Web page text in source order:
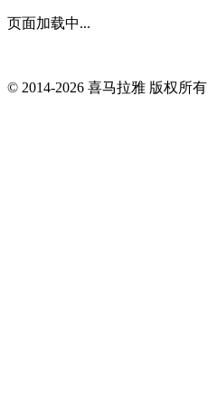
页面加载中...
© 2014-2026 喜马拉雅 版权所有